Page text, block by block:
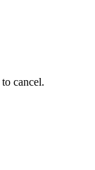
to cancel.